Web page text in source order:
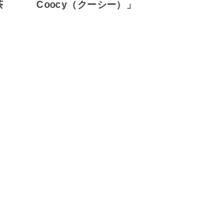
Coocy（クーシー）」